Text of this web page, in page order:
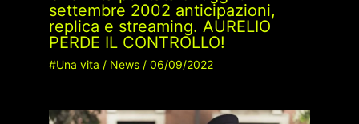
settembre 2002 anticipazioni,
replica e streaming. AURELIO
PERDE IL CONTROLLO!
#Una vita / News/ 06/09/2022